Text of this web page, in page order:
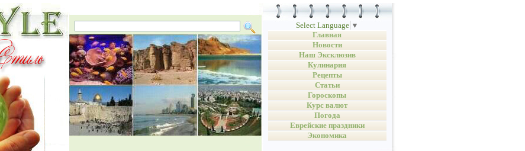
Select Language ▼
Главная
Новости
Наш Эксклюзив
Кулинария
Рецепты
Статьи
Гороскопы
Курс валют
Погода
Еврейские праздники
Экономика